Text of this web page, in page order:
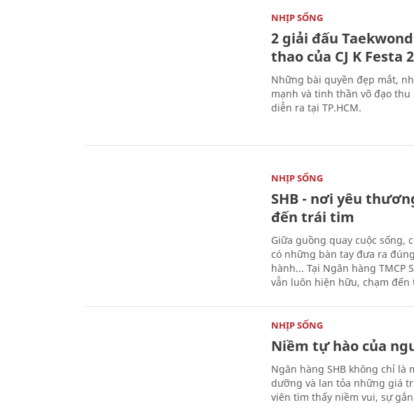
NHỊP SỐNG
2 giải đấu
thao của CJ K Festa
Những bài quyền đẹp mắt,
mạnh và tinh thần võ đạo
diễn ra tại TP.HCM.
NHỊP SỐNG
SHB - nơi yêu
đến trái tim
Giữa guồng quay cuộc sống,
có những bàn tay đưa ra
hành... Tại Ngân hàng TMCP
vẫn luôn hiện hữu, chạm
NHỊP SỐNG
Niềm tự hào của
Ngân hàng SHB không chỉ là
dưỡng và lan tỏa những giá
viên tìm thấy niềm vui, sự